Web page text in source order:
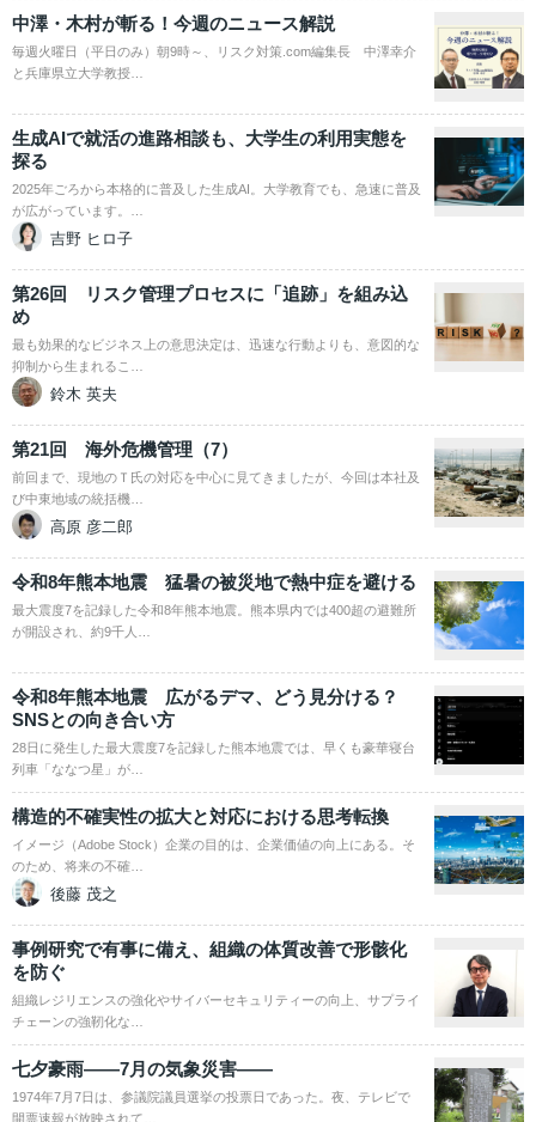
中澤・木村が斬る！今週のニュース解説
毎週火曜日（平日のみ）朝9時～、リスク対策.com編集長 中澤幸介
と兵庫県立大学教授…
生成AIで就活の進路相談も、大学生の利用実態を
探る
2025年ごろから本格的に普及した生成AI。大学教育でも、急速に普及
が広がっています。…
吉野 ヒロ子
第26回 リスク管理プロセスに「追跡」を組み込
め
最も効果的なビジネス上の意思決定は、迅速な行動よりも、意図的な
抑制から生まれるこ…
鈴木 英夫
第21回 海外危機管理（7）
前回まで、現地のＴ氏の対応を中心に見てきましたが、今回は本社及
び中東地域の統括機…
高原 彦二郎
令和8年熊本地震 猛暑の被災地で熱中症を避ける
最大震度7を記録した令和8年熊本地震。熊本県内では400超の避難所
が開設され、約9千人…
令和8年熊本地震 広がるデマ、どう見分ける？
SNSとの向き合い方
28日に発生した最大震度7を記録した熊本地震では、早くも豪華寝台
列車「ななつ星」が…
構造的不確実性の拡大と対応における思考転換
イメージ（Adobe Stock）企業の目的は、企業価値の向上にある。そ
のため、将来の不確…
後藤 茂之
事例研究で有事に備え、組織の体質改善で形骸化
を防ぐ
組織レジリエンスの強化やサイバーセキュリティーの向上、サプライ
チェーンの強靭化な…
七夕豪雨――7月の気象災害――
1974年7月7日は、参議院議員選挙の投票日であった。夜、テレビで
開票速報が放映されて…